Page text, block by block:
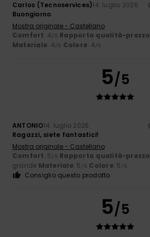
Carlos (Tecnoservices)14. luglio 2026
Buongiorno
Mostra originale - Castellano
Comfort: 4/5 Rapporto qualità-prezzo
Materiale: 4/5 Colore: 4/5
5/5
ANTONIO14. luglio 2026
Ragazzi, siete fantastici!
Mostra originale - Castellano
Comfort: 5/5 Rapporto qualità-prezzo
grande Materiale: 5 /5 Colore: 5 /5
Consiglio questo prodotto
5/5